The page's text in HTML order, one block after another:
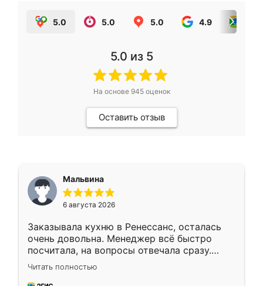
5.0 5.0 5.0 4.9
5.0 из 5
На основе 945оценок
Оставить отзыв
Мальвина
6 августа 2026
Заказывала кухню в Ренессанс, осталась
очень довольна. Менеджер всё быстро
посчитала, на вопросы отвечала сразу.
Замерщик приехал в субботу, подошёл к
делу со всей ответственностью. Собрали
Читать полностью